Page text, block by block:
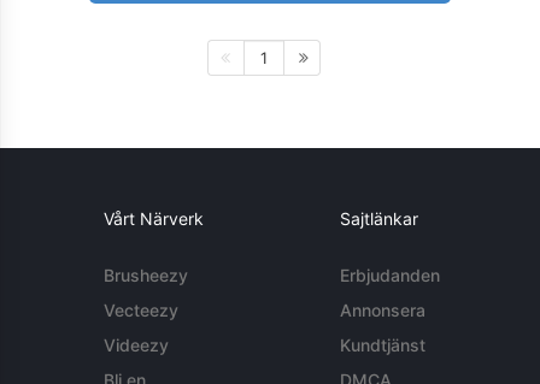
1
Vårt Närverk
Brusheezy
Vecteezy
Videezy
Bli en
Sajtlänkar
Erbjudanden
Annonsera
Kundtjänst
DMCA